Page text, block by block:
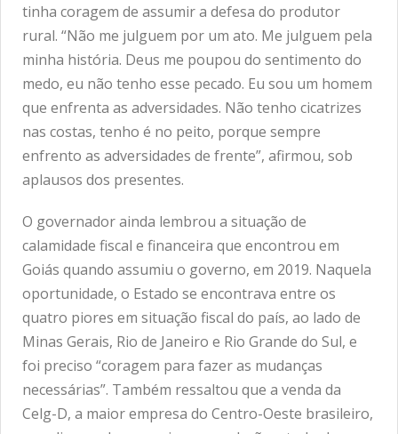
tinha coragem de assumir a defesa do produtor
rural. “Não me julguem por um ato. Me julguem pela
minha história. Deus me poupou do sentimento do
medo, eu não tenho esse pecado. Eu sou um homem
que enfrenta as adversidades. Não tenho cicatrizes
nas costas, tenho é no peito, porque sempre
enfrento as adversidades de frente”, afirmou, sob
aplausos dos presentes.
O governador ainda lembrou a situação de
calamidade fiscal e financeira que encontrou em
Goiás quando assumiu o governo, em 2019. Naquela
oportunidade, o Estado se encontrava entre os
quatro piores em situação fiscal do país, ao lado de
Minas Gerais, Rio de Janeiro e Rio Grande do Sul, e
foi preciso “coragem para fazer as mudanças
necessárias”. Também ressaltou que a venda da
Celg-D, a maior empresa do Centro-Oeste brasileiro,